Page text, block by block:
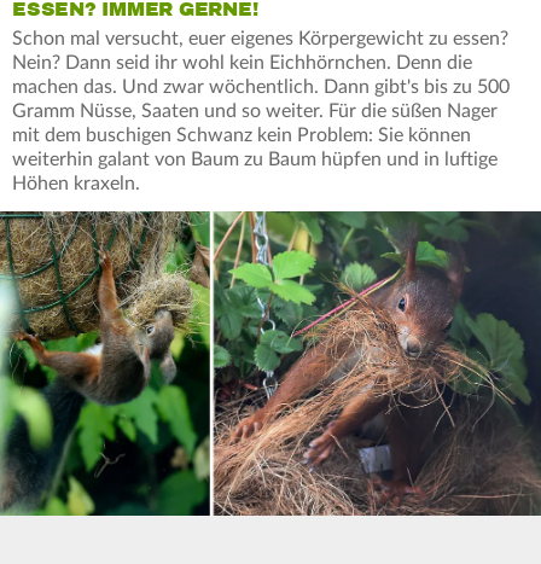
ESSEN? IMMER GERNE!
Schon mal versucht, euer eigenes Körpergewicht zu essen?
Nein? Dann seid ihr wohl kein Eichhörnchen. Denn die
machen das. Und zwar wöchentlich. Dann gibt's bis zu 500
Gramm Nüsse, Saaten und so weiter. Für die süßen Nager
mit dem buschigen Schwanz kein Problem: Sie können
weiterhin galant von Baum zu Baum hüpfen und in luftige
Höhen kraxeln.